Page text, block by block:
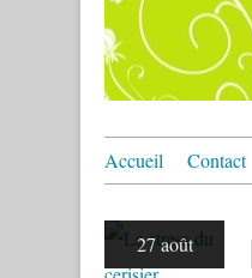
Accueil Contact
27 août